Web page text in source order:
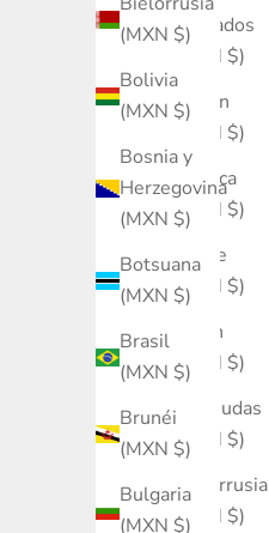
(MXN $)
Bolivia
(MXN $)
Bosnia y
Herzegovina
(MXN $)
Botsuana
(MXN $)
Brasil
(MXN $)
Brunéi
(MXN $)
Bulgaria
(MXN $)
Barbados
(MXN $)
Baréin
(MXN $)
Bélgica
(MXN $)
Belice
(MXN $)
Benín
(MXN $)
Bermudas
(MXN $)
Bielorrusia
(MXN $)